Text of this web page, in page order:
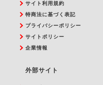
サイト利用規約
特商法に基づく表記
プライバシーポリシー
サイトポリシー
企業情報
外部サイト